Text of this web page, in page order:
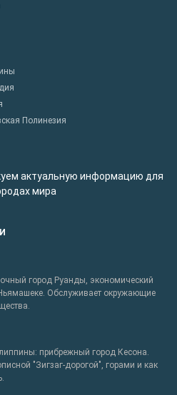
Полинезия
актуальную информацию для
мира
город Руанды, экономический
Обслуживает окружающие
прибрежный город Кесона.
"Зигзаг-дорогой", горами и как